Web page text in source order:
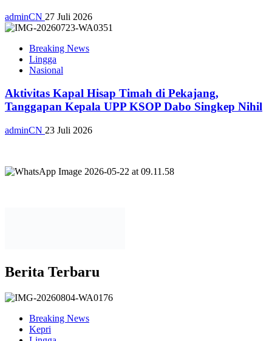
adminCN 27 Juli 2026
Breaking News
Lingga
Nasional
Aktivitas Kapal Hisap Timah di Pekajang,
Tanggapan Kepala UPP KSOP Dabo Singkep Nihil
adminCN 23 Juli 2026
Berita Terbaru
Breaking News
Kepri